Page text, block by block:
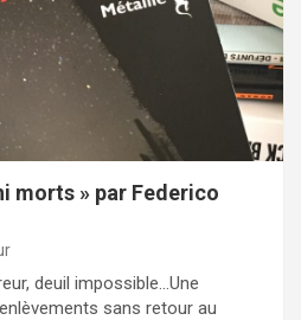
morts » par Federico
deuil impossible…Une
sans retour au